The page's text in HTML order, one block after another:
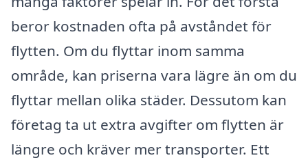
beror kostnaden ofta på avståndet för
flytten. Om du flyttar inom samma
område, kan priserna vara lägre än om du
flyttar mellan olika städer. Dessutom kan
företag ta ut extra avgifter om flytten är
längre och kräver mer transporter. Ett